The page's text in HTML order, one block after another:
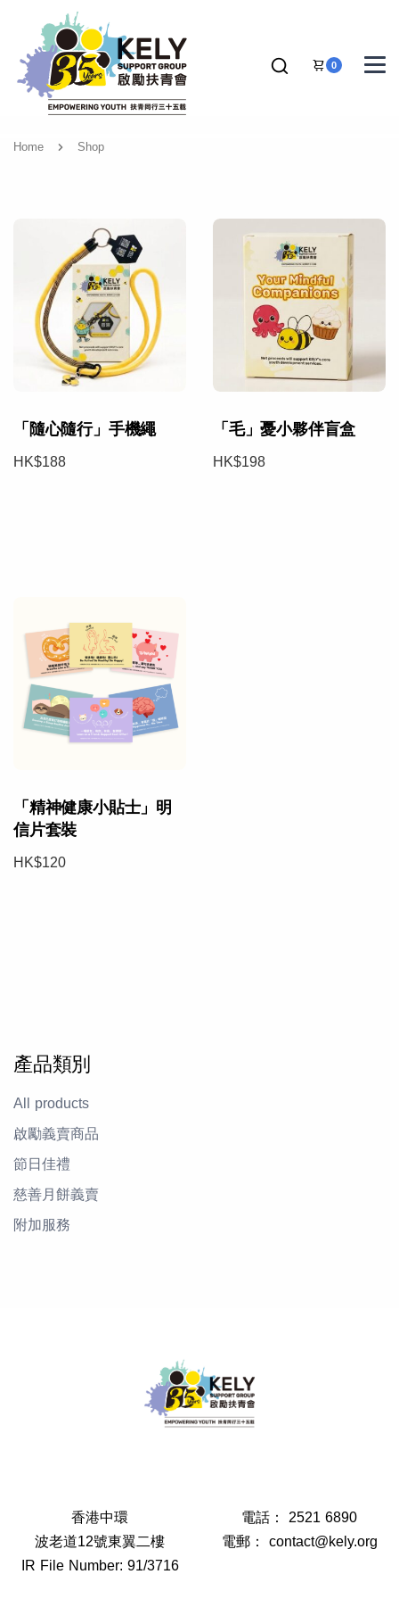
0
Home Shop
「隨心隨行」手機繩
HK$188
「毛」憂小夥伴盲盒
HK$198
「精神健康小貼士」明
信片套裝
HK$120
產品類別
All products
啟勵義賣商品
節日佳禮
慈善月餅義賣
附加服務
香港中環
波老道12號東翼二樓
IR File Number: 91/3716
電話： 2521 6890
電郵： contact@kely.org